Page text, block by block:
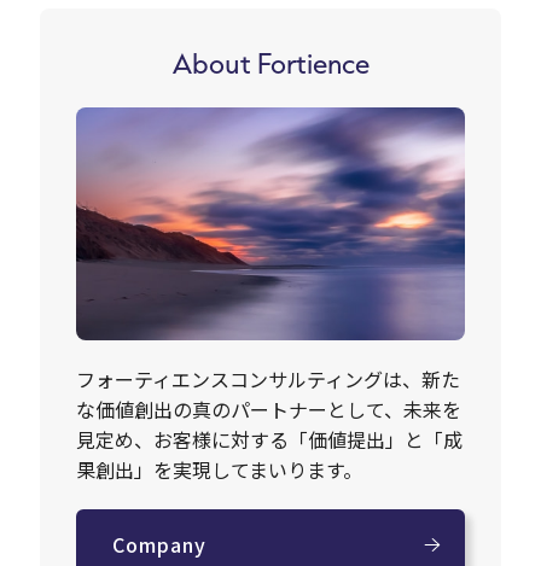
About Fortience
フォーティエンスコンサルティングは、新た
な価値創出の真のパートナーとして、未来を
見定め、お客様に対する「価値提出」と「成
果創出」を実現してまいります。
Company